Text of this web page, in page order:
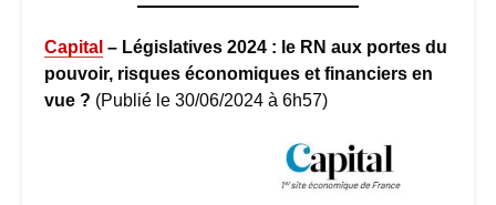
Capital – Législatives 2024 : le RN aux portes du
pouvoir, risques économiques et financiers en
vue ? (Publié le 30/06/2024 à 6h57)